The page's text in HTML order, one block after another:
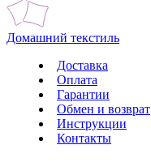
Домашний текстиль
Доставка
Оплата
Гарантии
Обмен и возврат
Инструкции
Контакты